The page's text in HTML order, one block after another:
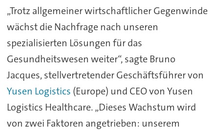
„Trotz allgemeiner wirtschaftlicher Gegenwinde
wächst die Nachfrage nach unseren
spezialisierten Lösungen für das
Gesundheitswesen weiter“, sagte Bruno
Jacques, stellvertretender Geschäftsführer von
Yusen Logistics (Europe) und CEO von Yusen
Logistics Healthcare. „Dieses Wachstum wird
von zwei Faktoren angetrieben: unserem